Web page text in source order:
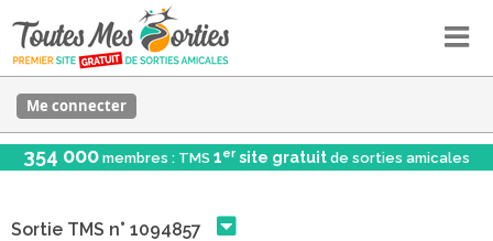
Me connecter
354 000 membres : TMS 1er site gratuit de sorties amicales
Sortie TMS n° 1094857